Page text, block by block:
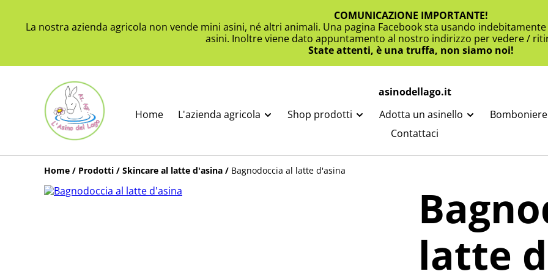
COMUNICAZIONE IMPORTANTE!
La nostra azienda agricola non vende mini asini, né altri animali. Una pagina Facebook sta usando
asini. Inoltre viene dato appuntamento al nostro indirizzo per vedere /
State attenti, è una truffa, non siamo noi!
asinodellago.it
Home
L'azienda agricola Shop prodotti Adotta un asinello
Contattaci
Home / Prodotti / Skincare al latte d'asina / Bagnodoccia al latte d'asina
latte